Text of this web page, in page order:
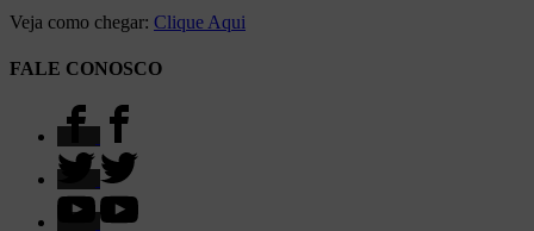
Veja como chegar: Clique Aqui
FALE CONOSCO